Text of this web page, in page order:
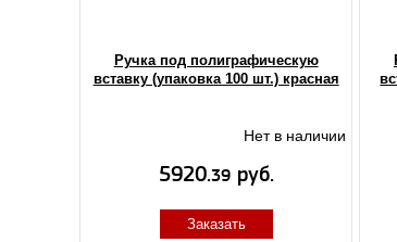
Ручка под полиграфическую
вставку (упаковка 100 шт.) красная
Нет в наличии
5920.39руб.
Заказать